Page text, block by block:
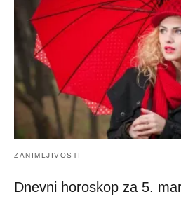
ZANIMLJIVOSTI
Dnevni horoskop za 5.